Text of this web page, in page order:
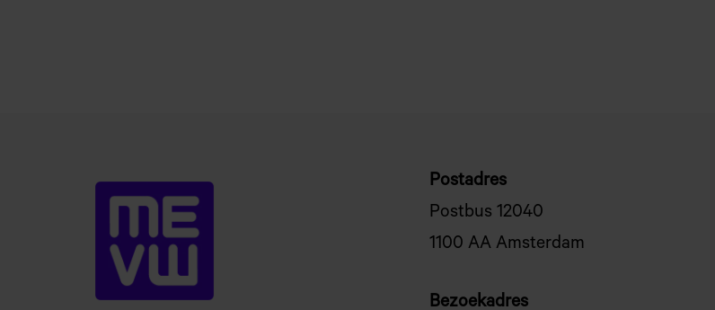
Postadres
Postbus 12040
1100 AA Amsterdam
Bezoekadres